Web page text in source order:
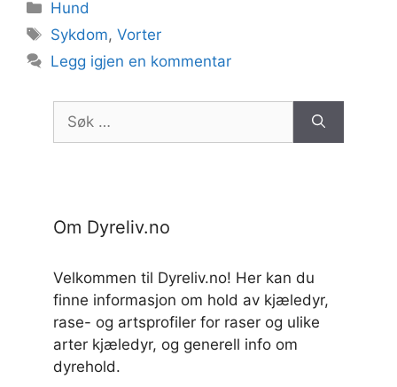
Kategorier
Hund
Stikkord
Sykdom,Vorter
Legg igjen en kommentar
etter:
Om Dyreliv.no
Velkommen til Dyreliv.no! Her kan du
finne informasjon om hold av kjæledyr,
rase- og artsprofiler for raser og ulike
arter kjæledyr, og generell info om
dyrehold.